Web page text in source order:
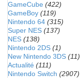
GameCube (422)
GameBoy (119)
Nintendo 64 (315)
Super NES (137)
NES (138)
Nintendo 2DS (1)
New Nintendo 3DS (11)
Actualité (111)
Nintendo Switch (2907)